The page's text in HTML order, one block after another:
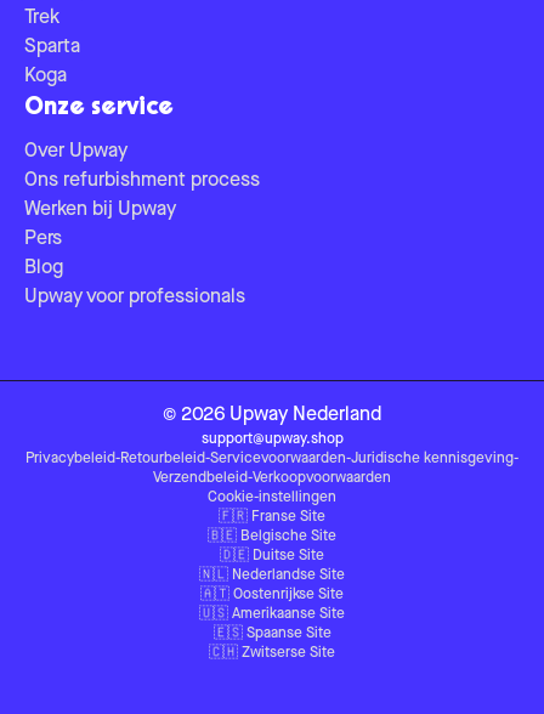
Trek
Sparta
Koga
Onze service
Over Upway
Ons refurbishment process
Werken bij Upway
Pers
Blog
Upway voor professionals
© 2026 Upway Nederland
support@upway.shop
Privacybeleid-Retourbeleid-Servicevoorwaarden-Juridische kennisgeving-
Verzendbeleid-Verkoopvoorwaarden
Cookie-instellingen
🇫🇷 Franse Site
🇧🇪 Belgische Site
🇩🇪 Duitse Site
🇳🇱 Nederlandse Site
🇦🇹 Oostenrijkse Site
🇺🇸 Amerikaanse Site
🇪🇸 Spaanse Site
🇨🇭 Zwitserse Site